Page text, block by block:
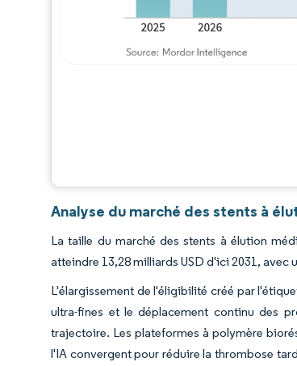
Analyse du marché des stents à
La taille du marché des stents à élution
atteindre 13,28 milliards USD d'ici 2031, avec
L'élargissement de l'éligibilité créé par
ultra-fines et le déplacement continu des
trajectoire. Les plateformes à polymère
l'IA convergent pour réduire la thrombose